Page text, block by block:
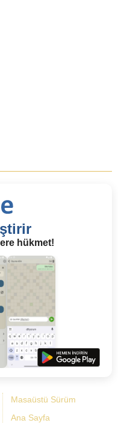
hükmet!
Masaüstü Sürüm
Ana Sayfa